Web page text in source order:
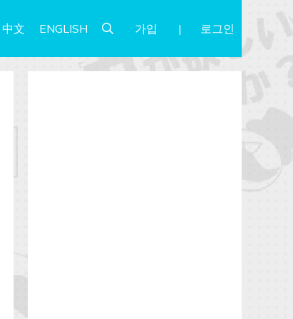
中文 ENGLISH 가입 로그인